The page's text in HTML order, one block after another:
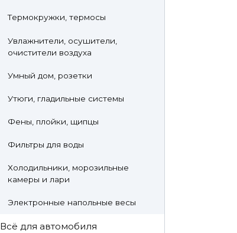
Термокружки, термосы
Увлажнители, осушители,
очистители воздуха
Умный дом, розетки
Утюги, гладильные системы
Фены, плойки, щипцы
Фильтры для воды
Холодильники, морозильные
камеры и лари
Электронные напольные весы
Всё для автомобиля